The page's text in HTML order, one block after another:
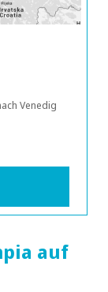
Venedig
auf